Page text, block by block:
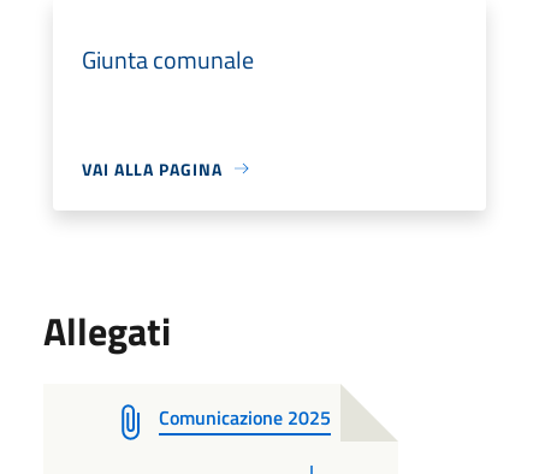
Giunta comunale
VAI ALLA PAGINA
Allegati
Comunicazione 2025